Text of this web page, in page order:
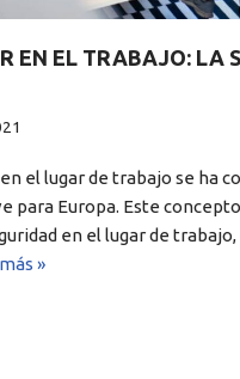
EN EL TRABAJO: LA
el lugar de trabajo se ha
para Europa. Este
en el lugar de
»